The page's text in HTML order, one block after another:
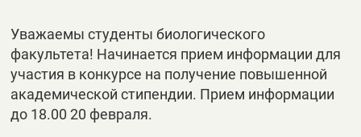
Уважаемы студенты биологического
факультета! Начинается прием информации для
участия в конкурсе на получение повышенной
академической стипендии. Прием информации
до 18.00 20 февраля.